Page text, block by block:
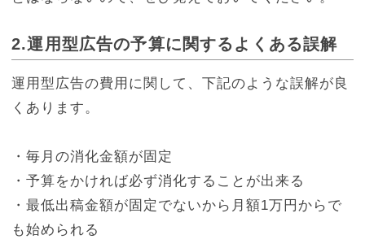
2.運用型広告の予算に関するよくある誤解
運用型広告の費用に関して、下記のような誤解が良
くあります。
・毎月の消化金額が固定
・予算をかければ必ず消化することが出来る
・最低出稿金額が固定でないから月額1万円からで
も始められる